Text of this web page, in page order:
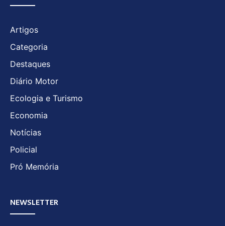
Artigos
Categoria
Destaques
Diário Motor
Ecologia e Turismo
Economia
Notícias
Policial
Pró Memória
NEWSLETTER